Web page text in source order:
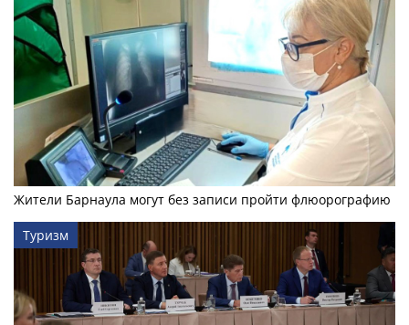
Жители Барнаула могут без записи пройти флюорографию
Туризм